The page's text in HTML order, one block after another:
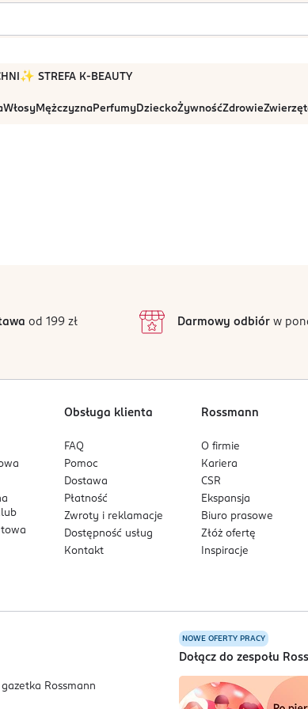
✨ STREFA K-BEAUTY
WłosyMężczyznaPerfumyDzieckoŻywnośćZdrowie
od 199 zł Darmowy odbiórw
Obsługa klienta
FAQ
Pomoc
Dostawa
Płatność
Zwroty i reklamacje
Dostępność usług
Kontakt
Rossmann
O firmie
Kariera
CSR
Ekspansja
Biuro prasowe
Złóż ofertę
Inspiracje
NOWE OFERTY PRACY
Dołącz do zespołu